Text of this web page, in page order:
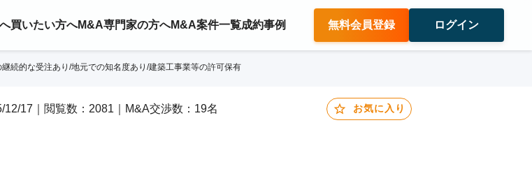
買いたい方へM&A専門家の方へM&A案件一覧成約事例 無料会員登録 ログイン
継続的な受注あり/地元での知名度あり/建築工事業等の許可保有
17｜閲覧数：2081｜M&A交渉数：19名 お気に入り